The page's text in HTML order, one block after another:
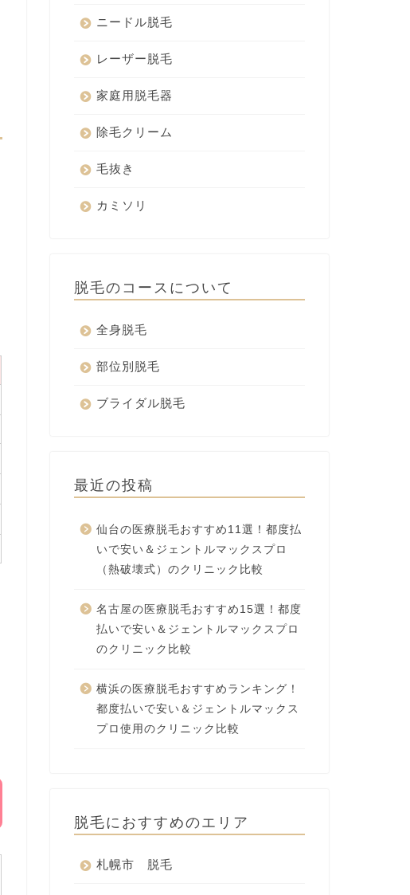
ニードル脱毛
レーザー脱毛
家庭用脱毛器
除毛クリーム
毛抜き
カミソリ
脱毛のコースについて
全身脱毛
部位別脱毛
ブライダル脱毛
最近の投稿
仙台の医療脱毛おすすめ11選！都度払
いで安い＆ジェントルマックスプロ
（熱破壊式）のクリニック比較
名古屋の医療脱毛おすすめ15選！都度
払いで安い＆ジェントルマックスプロ
のクリニック比較
横浜の医療脱毛おすすめランキング！
都度払いで安い＆ジェントルマックス
プロ使用のクリニック比較
脱毛におすすめのエリア
札幌市 脱毛